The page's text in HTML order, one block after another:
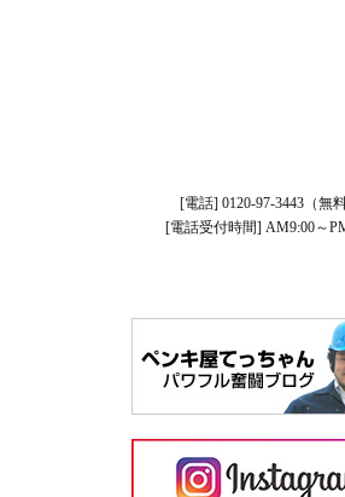
[電話] 0120-97-3443（無料
[電話受付時間] AM9:00～